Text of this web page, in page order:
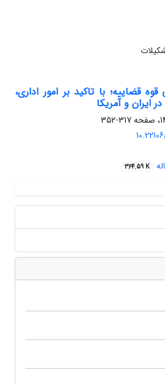
قضاییه؛ با تاکید بر امور اداری،
ایران و آمریکا
317-352
364.59 K